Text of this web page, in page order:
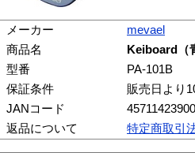
メーカー
mevael
商品名
Keiboard（
型番
PA-101B
保証条件
販売日より
JANコード
返品について
特定商取引